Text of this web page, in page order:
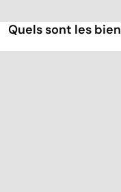
Quels sont les